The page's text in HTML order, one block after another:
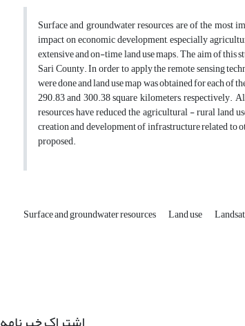
Surface and groundwater resources are of the most
impact on economic development, especially
extensive and on-time land use maps. The aim of this
Sari County. In order to apply the remote sensing
were done and land use map was obtained for each of
290.83 and 300.38 square kilometers, respectively.
resources have reduced the agricultural - rural land
creation and development of infrastructure related to
proposed.
Surface and groundwater resources Land use